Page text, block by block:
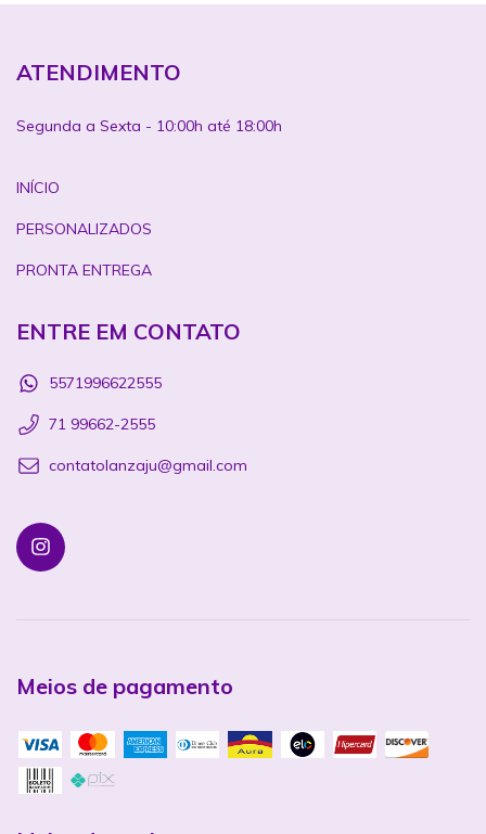
ATENDIMENTO
Segunda a Sexta - 10:00h até 18:00h
INÍCIO
PERSONALIZADOS
PRONTA ENTREGA
ENTRE EM CONTATO
5571996622555
71 99662-2555
contatolanzaju@gmail.com
Meios de pagamento